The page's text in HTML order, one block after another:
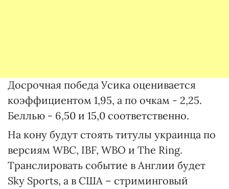
Досрочная победа Усика оценивается
коэффициентом 1,95, а по очкам - 2,25.
Беллью - 6,50 и 15,0 соответственно.
На кону будут стоять титулы украинца по
версиям WBC, IBF, WBO и The Ring.
Транслировать событие в Англии будет
Sky Sports, а в США – стриминговый